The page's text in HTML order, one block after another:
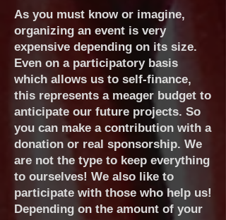
As you must know or imagine,
organizing an event is very
expensive depending on its size.
Even on a participatory basis
which allows us to self-finance,
this represents a meager budget to
anticipate our future projects. So
you can make a contribution with a
donation or real sponsorship. We
are not the type to keep everything
to ourselves! We also like to
participate with those who help us!
Depending on the amount of your